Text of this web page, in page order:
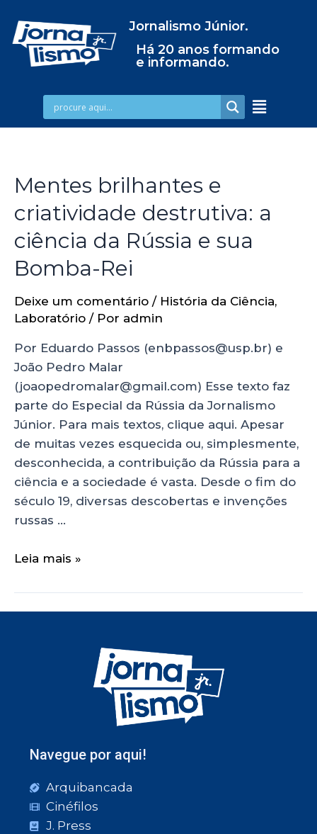
Jornalismo Júnior.
Há 20 anos formando
e informando.
Mentes brilhantes e
criatividade destrutiva: a
ciência da Rússia e sua
Bomba-Rei
Deixe um comentário / História da Ciência,
Laboratório / Por admin
Por Eduardo Passos (enbpassos@usp.br) e
João Pedro Malar
(joaopedromalar@gmail.com) Esse texto faz
parte do Especial da Rússia da Jornalismo
Júnior. Para mais textos, clique aqui. Apesar
de muitas vezes esquecida ou, simplesmente,
desconhecida, a contribuição da Rússia para a
ciência e a sociedade é vasta. Desde o fim do
século 19, diversas descobertas e invenções
russas …
Leia mais »
Navegue por aqui!
Arquibancada
Cinéfilos
J. Press